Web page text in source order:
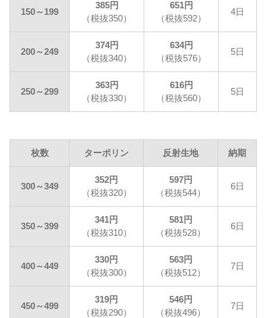
150～199
385円
（税抜350）
651円
（税抜592）
4日
200～249
374円
（税抜340）
634円
（税抜576）
5日
250～299
363円
（税抜330）
616円
（税抜560）
5日
枚数 ターポリン 反射生地 納期
300～349
352円
（税抜320）
597円
（税抜544）
6日
350～399
341円
（税抜310）
581円
（税抜528）
6日
400～449
330円
（税抜300）
563円
（税抜512）
7日
450～499
319円
（税抜290）
546円
（税抜496）
7日